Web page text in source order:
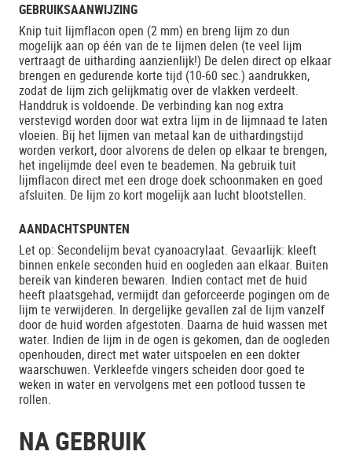
GEBRUIKSAANWIJZING
Knip tuit lijmflacon open (2 mm) en breng lijm zo dun
mogelijk aan op één van de te lijmen delen (te veel lijm
vertraagt de uitharding aanzienlijk!) De delen direct op elkaar
brengen en gedurende korte tijd (10-60 sec.) aandrukken,
zodat de lijm zich gelijkmatig over de vlakken verdeelt.
Handdruk is voldoende. De verbinding kan nog extra
verstevigd worden door wat extra lijm in de lijmnaad te laten
vloeien. Bij het lijmen van metaal kan de uithardingstijd
worden verkort, door alvorens de delen op elkaar te brengen,
het ingelijmde deel even te beademen. Na gebruik tuit
lijmflacon direct met een droge doek schoonmaken en goed
afsluiten. De lijm zo kort mogelijk aan lucht blootstellen.
AANDACHTSPUNTEN
Let op: Secondelijm bevat cyanoacrylaat. Gevaarlijk: kleeft
binnen enkele seconden huid en oogleden aan elkaar. Buiten
bereik van kinderen bewaren. Indien contact met de huid
heeft plaatsgehad, vermijdt dan geforceerde pogingen om de
lijm te verwijderen. In dergelijke gevallen zal de lijm vanzelf
door de huid worden afgestoten. Daarna de huid wassen met
water. Indien de lijm in de ogen is gekomen, dan de oogleden
openhouden, direct met water uitspoelen en een dokter
waarschuwen. Verkleefde vingers scheiden door goed te
weken in water en vervolgens met een potlood tussen te
rollen.
NA GEBRUIK